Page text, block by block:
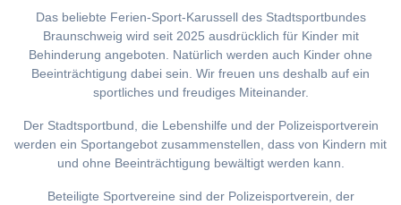
Das beliebte Ferien-Sport-Karussell des Stadtsportbundes
Braunschweig wird seit 2025 ausdrücklich für Kinder mit
Behinderung angeboten. Natürlich werden auch Kinder ohne
Beeinträchtigung dabei sein. Wir freuen uns deshalb auf ein
sportliches und freudiges Miteinander.
Der Stadtsportbund, die Lebenshilfe und der Polizeisportverein
werden ein Sportangebot zusammenstellen, dass von Kindern mit
und ohne Beeinträchtigung bewältigt werden kann.
Beteiligte Sportvereine sind der Polizeisportverein, der